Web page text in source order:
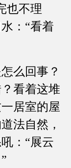
也不理
：“看着
么回事？
看着这堆
居室的屋
法自然，
：“展云